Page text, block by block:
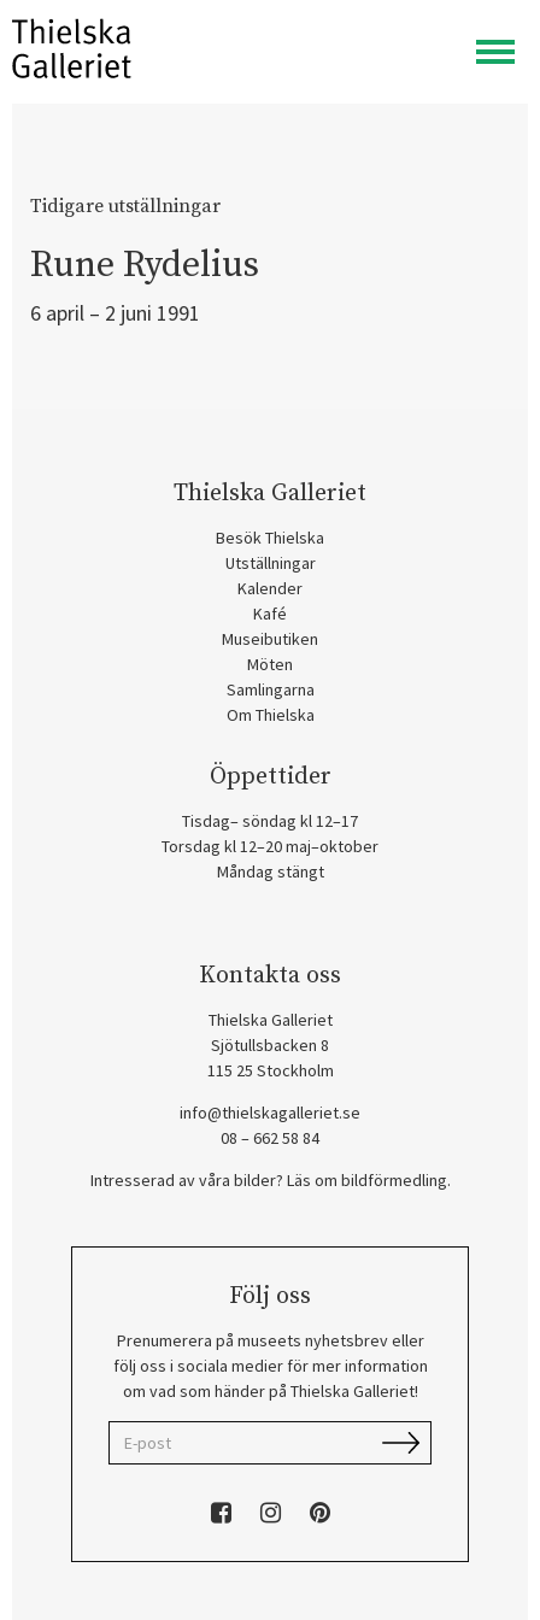
Visa
meny
Tidigare utställningar
Rune Rydelius
6 april – 2 juni 1991
Thielska Galleriet
Besök Thielska
Utställningar
Kalender
Kafé
Museibutiken
Möten
Samlingarna
Om Thielska
Öppettider
Tisdag– söndag kl 12–17
Torsdag kl 12–20 maj–oktober
Måndag stängt
Kontakta oss
Thielska Galleriet
Sjötullsbacken 8
115 25 Stockholm
info@thielskagalleriet.se
08 – 662 58 84
Intresserad av våra bilder? Läs om bildförmedling.
Följ oss
Prenumerera på museets nyhetsbrev eller
följ oss i sociala medier för mer information
om vad som händer på Thielska Galleriet!